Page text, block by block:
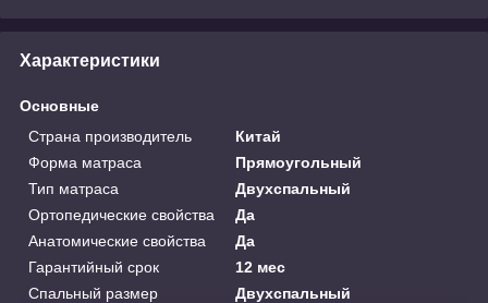
Характеристики
Основные
Страна производитель
Китай
Форма матраса
Прямоугольный
Тип матраса
Двухспальный
Ортопедические свойства
Да
Анатомические свойства
Да
Гарантийный срок
12 мес
Спальный размер
Двухспальный